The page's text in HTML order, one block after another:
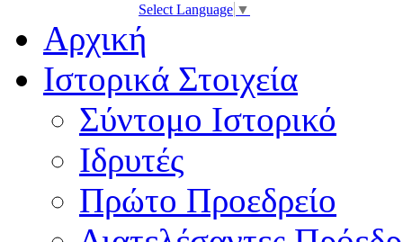
Select Language ▼
Αρχική
Ιστορικά Στοιχεία
Σύντομο Ιστορικό
Ιδρυτές
Πρώτο Προεδρείο